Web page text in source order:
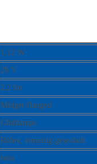
1,12 W
28 V
2,2 lm
Midget-flanged
Glühlampe
Röhre, einseitig gesockelt
nein